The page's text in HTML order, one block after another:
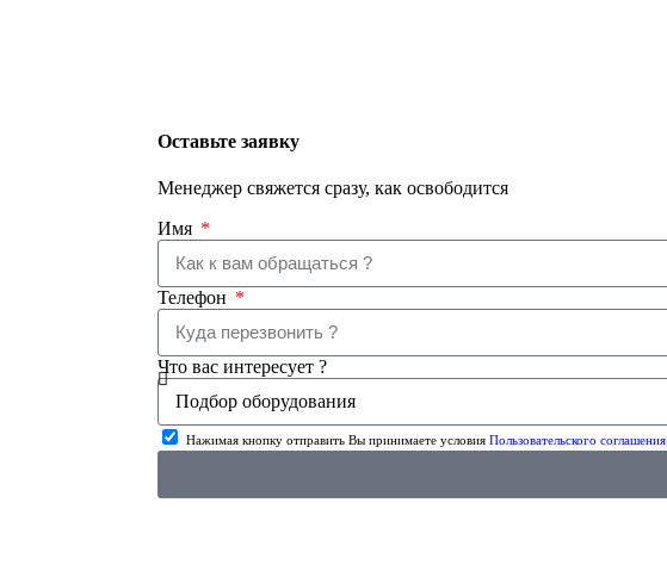
Оставьте заявку
Менеджер свяжется сразу, как освободится
Имя
Телефон
Что вас интересует ?
Нажимая кнопку отправить Вы принимаете условия Пользовательского соглашения